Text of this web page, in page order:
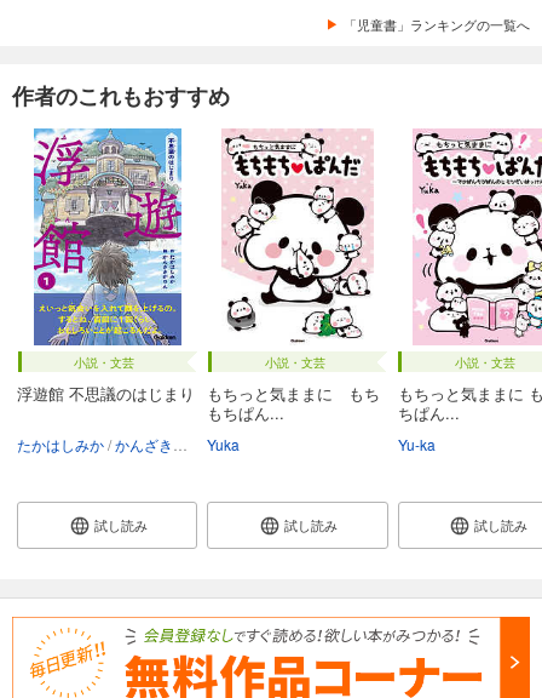
「児童書」ランキングの一覧へ
作者のこれもおすすめ
小説・文芸
浮遊館 不思議のはじまり
たかはしみか かんざきかりん
試し読み
小説・文芸
もちっと気ままに もち
もちぱん...
Yuka
試し読み
小説・文芸
もちっと気ままに
ちぱん...
Yu-ka
試し読み